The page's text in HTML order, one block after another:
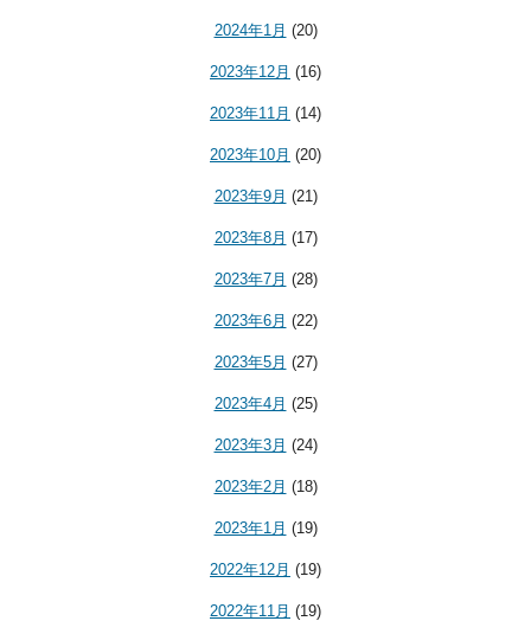
2024年1月 (20)
2023年12月 (16)
2023年11月 (14)
2023年10月 (20)
2023年9月 (21)
2023年8月 (17)
2023年7月 (28)
2023年6月 (22)
2023年5月 (27)
2023年4月 (25)
2023年3月 (24)
2023年2月 (18)
2023年1月 (19)
2022年12月 (19)
2022年11月 (19)